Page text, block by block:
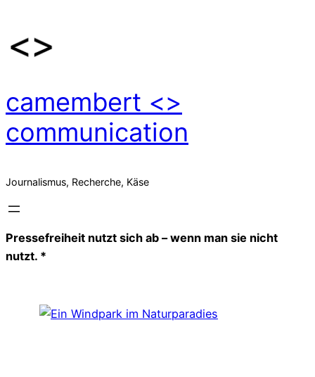
springen
camembert <>
communication
Journalismus, Recherche, Käse
Pressefreiheit nutzt sich ab – wenn man sie nicht
nutzt. *